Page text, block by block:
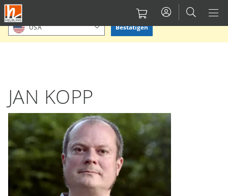
Direkt
zum
Inhalt
Bitte Standort bestätigen oder einen anderen auswählen.
USA Bestätigen
JAN KOPP